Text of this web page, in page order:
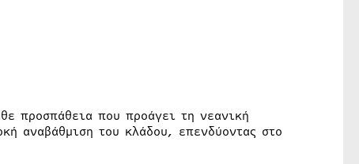
προσπάθεια που προάγει τη νεανική
αναβάθμιση του κλάδου, επενδύοντας στο